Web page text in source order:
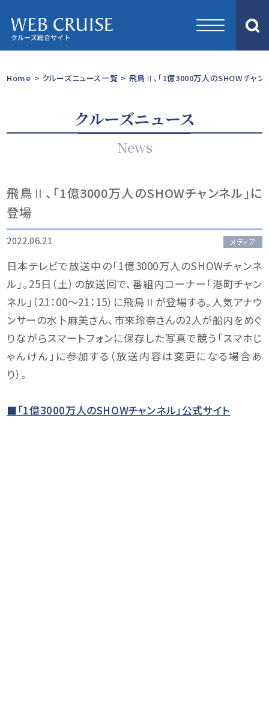
Home > クルーズニュース一覧 > 飛鳥Ⅱ、「1億3000万人のSHOWチャン
クルーズニュース
News
飛鳥Ⅱ、「1億3000万人のSHOWチャンネル」に
登場
2022.06.21 メディア
日本テレビで放送中の「1億3000万人のSHOWチャンネ
ル」。25日（土）の放送回で、番組内コーナー「港町チャン
ネル」（21：00～21：15）に飛鳥Ⅱが登場する。人気アナウ
ンサーの水卜麻美さん、市來玲奈さんの2人が船内をめぐ
りながらスマートフォンに保存した写真で競う「スマホじ
ゃんけん」に参加する（放送内容は変更になる場合あ
り）。
■「1億3000万人のSHOWチャンネル」公式サイト